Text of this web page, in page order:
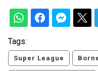
Tags:
Super League